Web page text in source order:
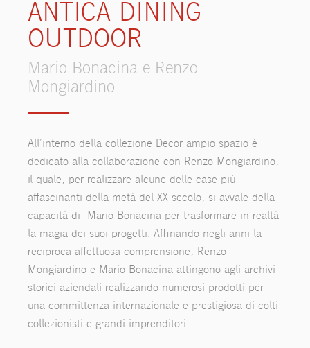
ANTICA DINING
OUTDOOR
Mario Bonacina e Renzo
Mongiardino
All’interno della collezione Decor ampio spazio è
dedicato alla collaborazione con Renzo Mongiardino,
il quale, per realizzare alcune delle case più
affascinanti della metà del XX secolo, si avvale della
capacità di Mario Bonacina per trasformare in realtà
la magia dei suoi progetti. Affinando negli anni la
reciproca affettuosa comprensione, Renzo
Mongiardino e Mario Bonacina attingono agli archivi
storici aziendali realizzando numerosi prodotti per
una committenza internazionale e prestigiosa di colti
collezionisti e grandi imprenditori.